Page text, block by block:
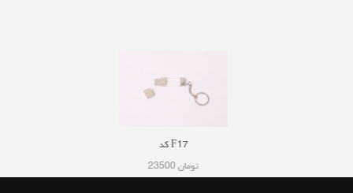
کد F14
18700 تومان